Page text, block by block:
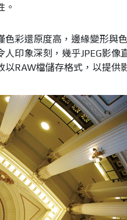
。
彩還原度高，邊緣變形與
印象深刻，幾乎JPEG影像
RAW檔儲存格式，以提供